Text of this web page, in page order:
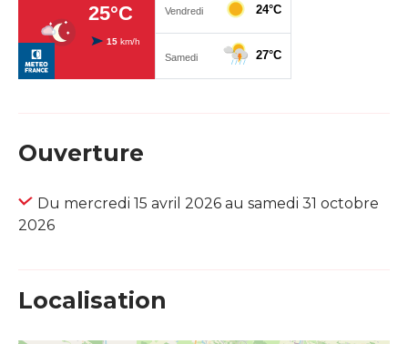
Ouverture
Du mercredi 15 avril 2026 au samedi 31 octobre
2026
Localisation